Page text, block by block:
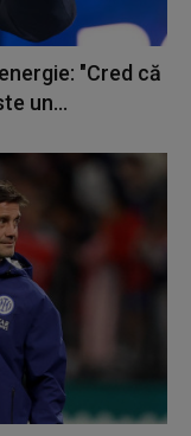
"Cred că
un...